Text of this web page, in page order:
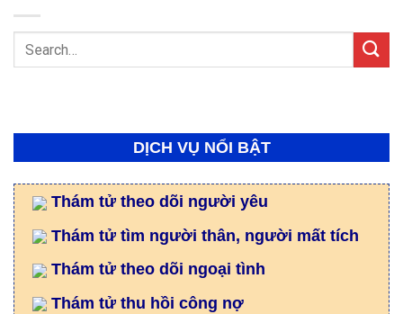
DỊCH VỤ NỔI BẬT
Thám tử theo dõi người yêu
Thám tử tìm người thân, người mất tích
Thám tử theo dõi ngoại tình
Thám tử thu hồi công nợ